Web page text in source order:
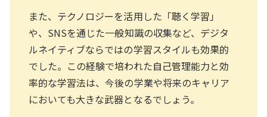
また、テクノロジーを活用した「聴く学習」
や、SNSを通じた一般知識の収集など、デジタ
ルネイティブならではの学習スタイルも効果的
でした。この経験で培われた自己管理能力と効
率的な学習法は、今後の学業や将来のキャリア
においても大きな武器となるでしょう。